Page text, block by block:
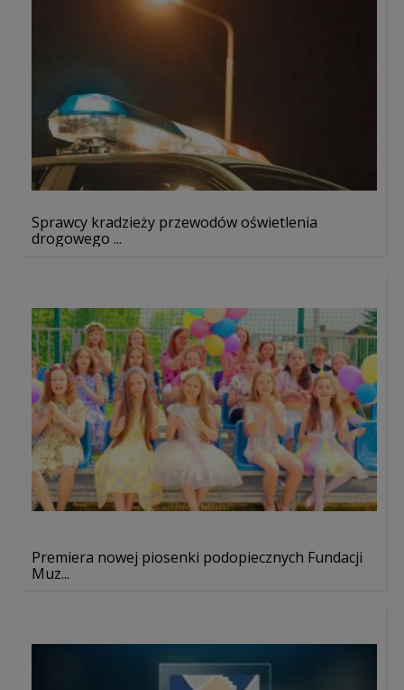
Sprawcy kradzieży przewodów oświetlenia
drogowego ...
Premiera nowej piosenki podopiecznych Fundacji
Muz...